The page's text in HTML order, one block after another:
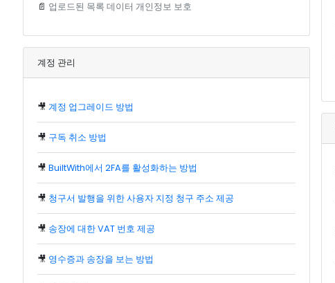
📄 업로드된 목록 데이터 개인정보 보호
계정 관리
🎥 계정 업그레이드 방법
🎥 구독 취소 방법
🎥 BuiltWith에서 2FA를 활성화하는 방법
🎥 청구서 발행을 위한 사용자 지정 청구 주소 제공
🎥 송장에 대한 VAT 번호 제공
🎥 영수증과 송장을 보는 방법